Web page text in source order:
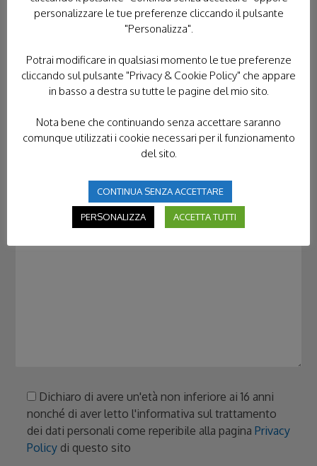
Dichiaro di avere un'età non inferiore ai 16 anni
nonché di aver letto l'informativa sul trattamento
dei dati personali come reperibile alla paginaPrivacy
Policy di questo sito
personalizzare le tue preferenze cliccando il pulsante
"Personalizza".
Potrai modificare in qualsiasi momento le tue preferenze
cliccando sul pulsante "Privacy & Cookie Policy" che appare
in basso a destra su tutte le pagine del mio sito.
Nota bene che continuando senza accettare saranno
comunque utilizzati i cookie necessari per il funzionamento
del sito.
CONTINUA SENZA ACCETTARE
PERSONALIZZA ACCETTA TUTTI